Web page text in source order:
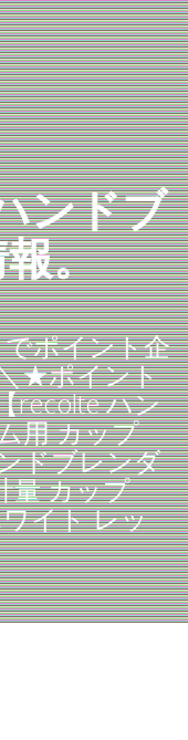
ンドブ
。
ポイント企
★ポイント
recolte ハン
用 カップ
ドブレンダ
量 カップ
イト レッ